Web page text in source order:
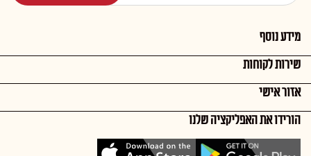
מידע נוסף
שירות לקוחות
אזור אישי
הורידו את האפליקציה שלנו